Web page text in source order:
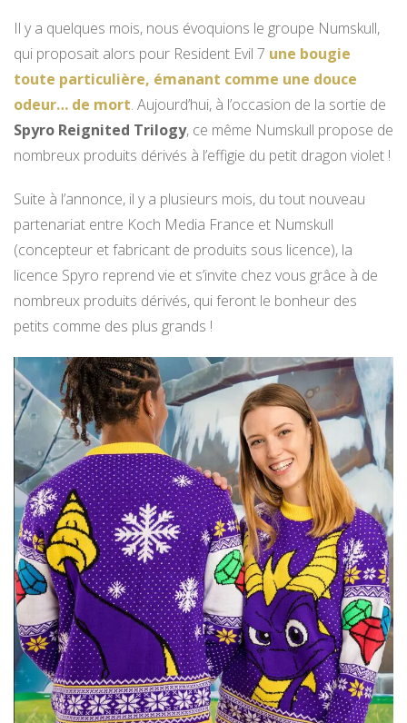
Il y a quelques mois, nous évoquions le groupe Numskull,
qui proposait alors pour Resident Evil 7 une bougie
toute particulière, émanant comme une douce
odeur… de mort. Aujourd’hui, à l’occasion de la sortie de
Spyro Reignited Trilogy, ce même Numskull propose de
nombreux produits dérivés à l’effigie du petit dragon violet !
Suite à l’annonce, il y a plusieurs mois, du tout nouveau
partenariat entre Koch Media France et Numskull
(concepteur et fabricant de produits sous licence), la
licence Spyro reprend vie et s’invite chez vous grâce à de
nombreux produits dérivés, qui feront le bonheur des
petits comme des plus grands !